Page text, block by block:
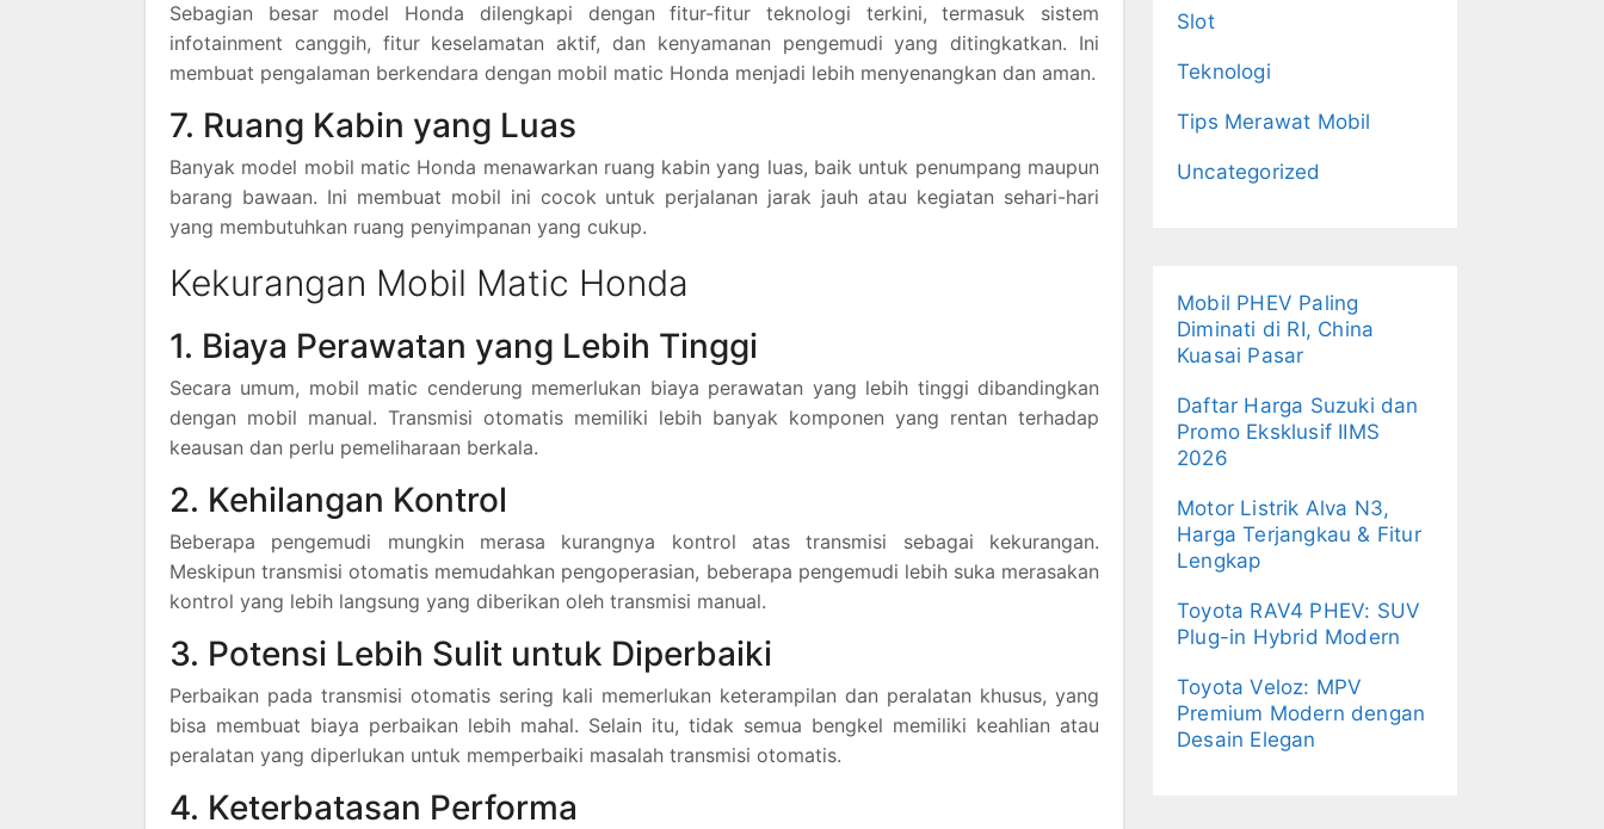
Sebagian besar model Honda dilengkapi dengan fitur-fitur teknologi terkini, termasuk sistem
infotainment canggih, fitur keselamatan aktif, dan kenyamanan pengemudi yang ditingkatkan. Ini
membuat pengalaman berkendara dengan mobil matic Honda menjadi lebih menyenangkan dan aman.
7. Ruang Kabin yang Luas
Banyak model mobil matic Honda menawarkan ruang kabin yang luas, baik untuk penumpang maupun
barang bawaan. Ini membuat mobil ini cocok untuk perjalanan jarak jauh atau kegiatan sehari-hari
yang membutuhkan ruang penyimpanan yang cukup.
Kekurangan Mobil Matic Honda
1. Biaya Perawatan yang Lebih Tinggi
Secara umum, mobil matic cenderung memerlukan biaya perawatan yang lebih tinggi dibandingkan
dengan mobil manual. Transmisi otomatis memiliki lebih banyak komponen yang rentan terhadap
keausan dan perlu pemeliharaan berkala.
2. Kehilangan Kontrol
Beberapa pengemudi mungkin merasa kurangnya kontrol atas transmisi sebagai kekurangan.
Meskipun transmisi otomatis memudahkan pengoperasian, beberapa pengemudi lebih suka merasakan
kontrol yang lebih langsung yang diberikan oleh transmisi manual.
3. Potensi Lebih Sulit untuk Diperbaiki
Perbaikan pada transmisi otomatis sering kali memerlukan keterampilan dan peralatan khusus, yang
bisa membuat biaya perbaikan lebih mahal. Selain itu, tidak semua bengkel memiliki keahlian atau
peralatan yang diperlukan untuk memperbaiki masalah transmisi otomatis.
4. Keterbatasan Performa
Slot
Teknologi
Tips Merawat Mobil
Uncategorized
Mobil PHEV Paling
Diminati di RI, China
Kuasai Pasar
Daftar Harga Suzuki dan
Promo Eksklusif IIMS
2026
Motor Listrik Alva N3,
Harga Terjangkau & Fitur
Lengkap
Toyota RAV4 PHEV: SUV
Plug-in Hybrid Modern
Toyota Veloz: MPV
Premium Modern dengan
Desain Elegan